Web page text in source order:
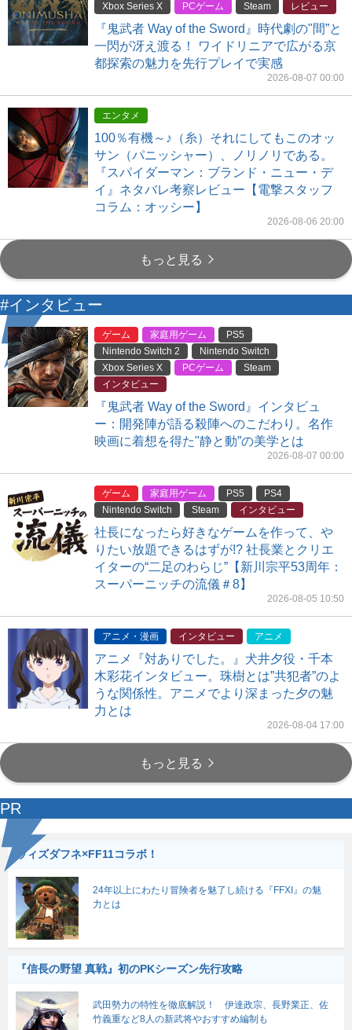
Xbox Series X
PCゲーム Steam レビュー
『鬼武者 Way of the Sword』時代劇の"間”と
一閃が冴え渡る！ ワイドリニアで広がる京
都探索の魅力を先行プレイで実感
2026-08-07 00:00
エンタメ
100％有機～♪（糸）それにしてもこのオッ
サン（パニッシャー）、ノリノリである。
『スパイダーマン：ブランド・ニュー・デ
イ』ネタバレ考察レビュー【電撃スタッフ
コラム：オッシー】
2026-08-06 20:00
もっと見る
#インタビュー
ゲーム 家庭用ゲーム
PS5
Nintendo Switch 2
Nintendo Switch
Xbox Series X
PCゲーム
Steam
インタビュー
『鬼武者 Way of the Sword』インタビュ
ー：開発陣が語る殺陣へのこだわり。名作
映画に着想を得た"静と動”の美学とは
2026-08-07 00:00
ゲーム 家庭用ゲーム PS5
PS4
Nintendo Switch
Steam インタビュー
社長になったら好きなゲームを作って、や
りたい放題できるはずが!? 社長業とクリエ
イターの“二足のわらじ”【新川宗平53周年：
スーパーニッチの流儀＃8】
2026-08-05 10:50
アニメ・漫画 インタビュー アニメ
アニメ『対ありでした。』犬井夕役・千本
木彩花インタビュー。珠樹とは”共犯者”のよ
うな関係性。アニメでより深まった夕の魅
力とは
2026-08-04 17:00
もっと見る
PR
ウィズダフネ×FF11コラボ！
24年以上にわたり冒険者を魅了し続ける『FFXI』の魅
力とは
『信長の野望 真戦』初のPKシーズン先行攻略
武田勢力の特性を徹底解説！ 伊達政宗、長野業正、佐
竹義重など8人の新武将やおすすめ編制も